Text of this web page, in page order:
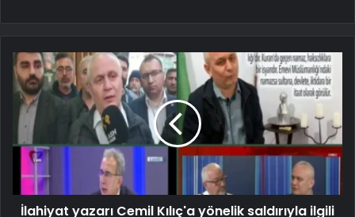
İlahiyat yazarı Cemil Kılıç'a yönelik saldırıyla ilgili